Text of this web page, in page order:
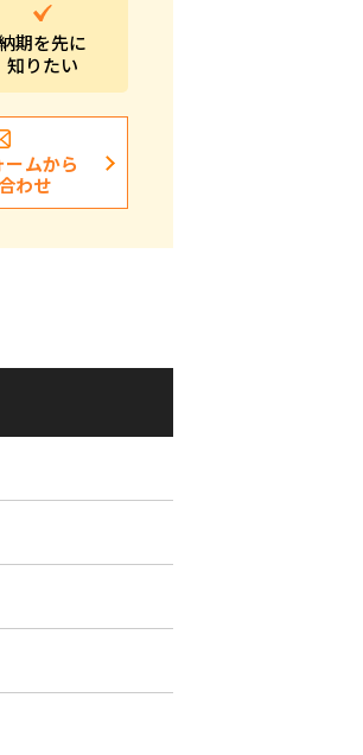
院
イベント向け粗品・ノベ
期を先に
知りたい
ムから
わせ